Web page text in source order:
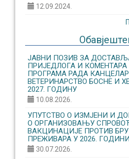
12.09.2024.
ЈАВНИ ПОЗИВ ЗА
ПРИЈЕДЛОГА И
ПРОГРАМА РАДА
ВЕТЕРИНАРСТВО БОСНЕ И
2027. ГОДИНУ
10.08.2026.
УПУТСТВО О ИЗМЈЕНИ И
О ОРГАНИЗОВАЊУ
ВАКЦИНАЦИЈЕ ПРОТИВ
ПРЕЖИВАРА У 2026. ГОДИНИ
30.07.2026.